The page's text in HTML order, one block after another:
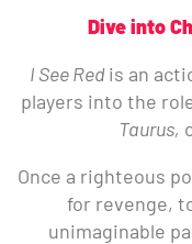
Dive into
I See Redis an
players into the
Taurus,
Once a righteous
for revenge,
unimaginable